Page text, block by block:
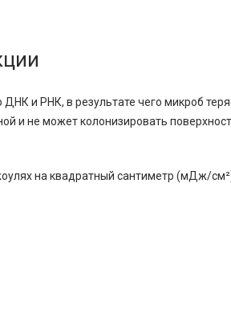
и РНК, в результате чего микроб
и не может колонизировать
на квадратный сантиметр (мДж/